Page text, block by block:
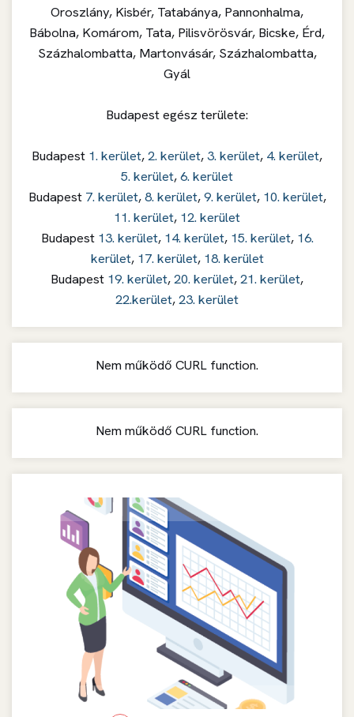
Oroszlány, Kisbér, Tatabánya, Pannonhalma,
Bábolna, Komárom, Tata, Pilisvörösvár, Bicske, Érd,
Százhalombatta, Martonvásár, Százhalombatta,
Gyál
Budapest egész területe:
Budapest 1. kerület,2. kerület,3. kerület, 4. kerület,
5. kerület,6. kerület
Budapest 7. kerület,8. kerület,9. kerület, 10. kerület,
11. kerület, 12. kerület
Budapest 13. kerület, 14. kerület, 15. kerület, 16.
kerület, 17. kerület, 18. kerület
Budapest 19. kerület,20. kerület,21. kerület,
22.kerület,23. kerület
Nem működő CURL function.
Nem működő CURL function.